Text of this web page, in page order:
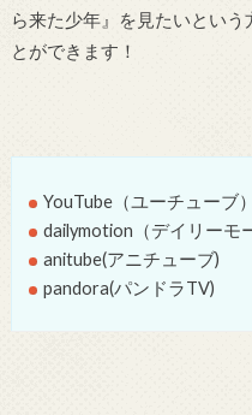
ら来た少年』を見たいとい
とができます！
YouTube（ユーチューブ）
dailymotion（デイリーモ
anitube(アニチューブ)
pandora(パンドラTV)